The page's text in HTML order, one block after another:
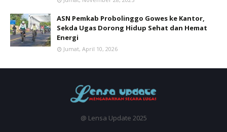
ASN Pemkab Probolinggo Gowes ke Kantor,
Sekda Ugas Dorong Hidup Sehat dan Hemat
Energi
Jumat, April 10, 2026
@ Lensa Update 2025